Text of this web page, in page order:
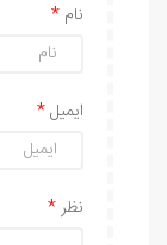
نام
ایمیل
نظر